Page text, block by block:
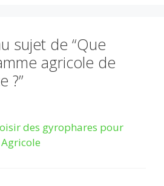
sujet de “Que
agricole de
?”
des gyrophares pour